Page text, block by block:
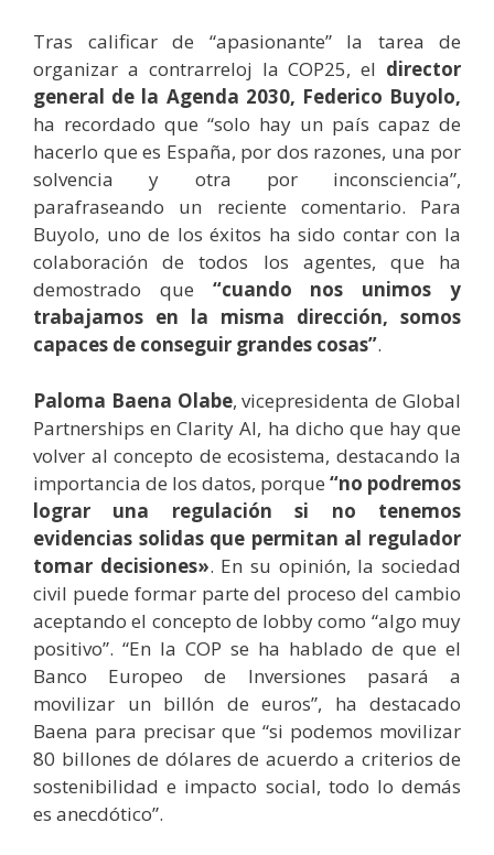
Tras calificar de “apasionante” la tarea de
organizar a contrarreloj la COP25, el director
general de la Agenda 2030, Federico Buyolo,
ha recordado que “solo hay un país capaz de
hacerlo que es España, por dos razones, una por
solvencia y otra por inconsciencia”,
parafraseando un reciente comentario. Para
Buyolo, uno de los éxitos ha sido contar con la
colaboración de todos los agentes, que ha
demostrado que “cuando nos unimos y
trabajamos en la misma dirección, somos
capaces de conseguir grandes cosas”.
Paloma Baena Olabe, vicepresidenta de Global
Partnerships en Clarity AI, ha dicho que hay que
volver al concepto de ecosistema, destacando la
importancia de los datos, porque “no podremos
lograr una regulación si no tenemos
evidencias solidas que permitan al regulador
tomar decisiones». En su opinión, la sociedad
civil puede formar parte del proceso del cambio
aceptando el concepto de lobby como “algo muy
positivo”. “En la COP se ha hablado de que el
Banco Europeo de Inversiones pasará a
movilizar un billón de euros”, ha destacado
Baena para precisar que “si podemos movilizar
80 billones de dólares de acuerdo a criterios de
sostenibilidad e impacto social, todo lo demás
es anecdótico”.